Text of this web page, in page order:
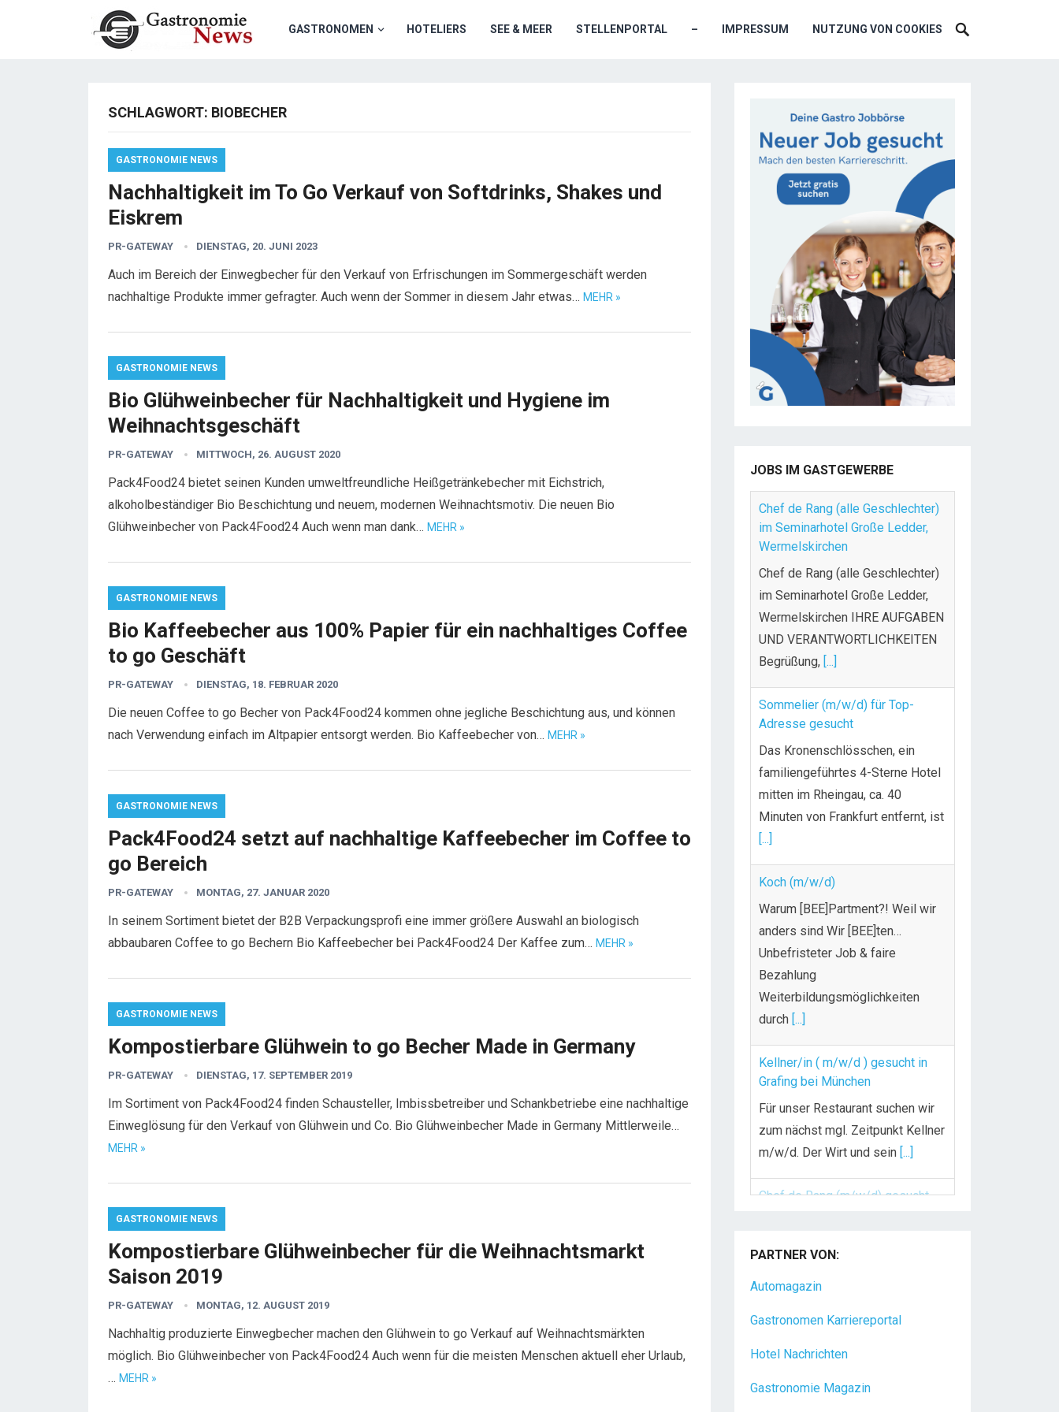
GASTRONOMEN HOTELIERS SEE & MEER STELLENPORTAL – IMPRESSUM NUTZUNG VON COOKIES
SCHLAGWORT: BIOBECHER
GASTRONOMIE NEWS
Nachhaltigkeit im To Go Verkauf von Softdrinks, Shakes und
Eiskrem
PR-GATEWAY DIENSTAG, 20. JUNI 2023
Auch im Bereich der Einwegbecher für den Verkauf von Erfrischungen im Sommergeschäft werden
nachhaltige Produkte immer gefragter. Auch wenn der Sommer in diesem Jahr etwas… MEHR »
GASTRONOMIE NEWS
Bio Glühweinbecher für Nachhaltigkeit und Hygiene im
Weihnachtsgeschäft
PR-GATEWAY MITTWOCH, 26. AUGUST 2020
Pack4Food24 bietet seinen Kunden umweltfreundliche Heißgetränkebecher mit Eichstrich,
alkoholbeständiger Bio Beschichtung und neuem, modernen Weihnachtsmotiv. Die neuen Bio
Glühweinbecher von Pack4Food24 Auch wenn man dank… MEHR »
GASTRONOMIE NEWS
Bio Kaffeebecher aus 100% Papier für ein nachhaltiges Coffee
to go Geschäft
PR-GATEWAY DIENSTAG, 18. FEBRUAR 2020
Die neuen Coffee to go Becher von Pack4Food24 kommen ohne jegliche Beschichtung aus, und können
nach Verwendung einfach im Altpapier entsorgt werden. Bio Kaffeebecher von… MEHR »
GASTRONOMIE NEWS
Pack4Food24 setzt auf nachhaltige Kaffeebecher im Coffee to
go Bereich
PR-GATEWAY MONTAG, 27. JANUAR 2020
In seinem Sortiment bietet der B2B Verpackungsprofi eine immer größere Auswahl an biologisch
abbaubaren Coffee to go Bechern Bio Kaffeebecher bei Pack4Food24 Der Kaffee zum… MEHR »
GASTRONOMIE NEWS
Kompostierbare Glühwein to go Becher Made in Germany
PR-GATEWAY DIENSTAG, 17. SEPTEMBER 2019
Im Sortiment von Pack4Food24 finden Schausteller, Imbissbetreiber und Schankbetriebe eine nachhaltige
Einweglösung für den Verkauf von Glühwein und Co. Bio Glühweinbecher Made in Germany Mittlerweile…
MEHR »
GASTRONOMIE NEWS
Kompostierbare Glühweinbecher für die Weihnachtsmarkt
Saison 2019
PR-GATEWAY MONTAG, 12. AUGUST 2019
Nachhaltig produzierte Einwegbecher machen den Glühwein to go Verkauf auf Weihnachtsmärkten
möglich. Bio Glühweinbecher von Pack4Food24 Auch wenn für die meisten Menschen aktuell eher Urlaub,
… MEHR »
JOBS IM GASTGEWERBE
Chef de Rang (alle Geschlechter)
im Seminarhotel Große Ledder,
Wermelskirchen
Chef de Rang (alle Geschlechter)
im Seminarhotel Große Ledder,
Wermelskirchen IHRE AUFGABEN
UND VERANTWORTLICHKEITEN
Begrüßung, [...]
Sommelier (m/w/d) für Top-
Adresse gesucht
Das Kronenschlösschen, ein
familiengeführtes 4-Sterne Hotel
mitten im Rheingau, ca. 40
Minuten von Frankfurt entfernt, ist
[...]
Koch (m/w/d)
Warum [BEE]Partment?! Weil wir
anders sind Wir [BEE]ten…
Unbefristeter Job & faire
Bezahlung
Weiterbildungsmöglichkeiten
durch [...]
Kellner/in ( m/w/d ) gesucht in
Grafing bei München
Für unser Restaurant suchen wir
zum nächst mgl. Zeitpunkt Kellner
m/w/d. Der Wirt und sein [...]
Chef de Rang (m/w/d) gesucht –
Urlaubsfeeling Chef de Rang
(m/w/d) Du bist Gastgeber aus